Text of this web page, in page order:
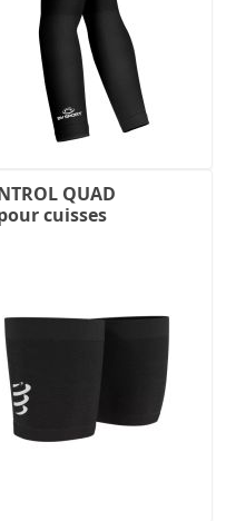
QUAD
cuisses